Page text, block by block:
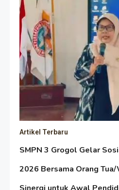
Artikel Terbaru
SMPN 3 Grogol Gelar
2026 Bersama Orang